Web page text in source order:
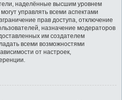
наделённые высшим уровнем
управлять всеми аспектами
прав доступа, отключение
назначение модераторов
им создателем
всеми возможностями
от настроек,